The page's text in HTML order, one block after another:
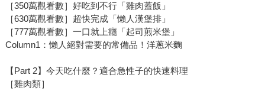
［350萬觀看數］好吃到不行「雞肉蓋飯」
［630萬觀看數］超快完成「懶人漢堡排」
［777萬觀看數］一口就上癮「起司煎米堡」
Column1：懶人絕對需要的常備品！洋蔥米麴
【Part 2】今天吃什麼？適合急性子的快速料理
［雞肉類］